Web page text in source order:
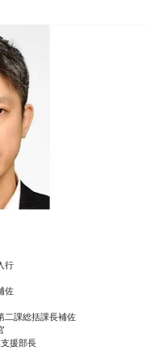
行
佐
二課総括課長補佐
援部長